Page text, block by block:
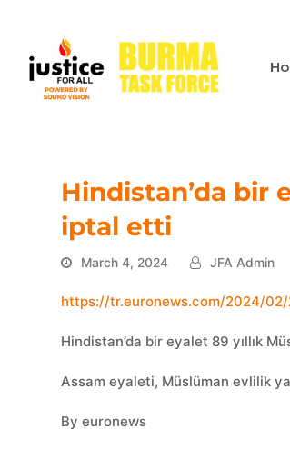
Hindistan’da bir
iptal etti
March 4, 2024 JFA Admin
https://tr.euronews.com/2024/
Hindistan’da bir eyalet 89 yıllık
Assam eyaleti, Müslüman evlilik
By euronews